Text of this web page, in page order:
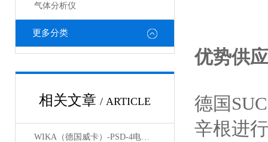
气体分析仪
更多分类
相关文章 / ARTICLE
WIKA（德国威卡）-PSD-4电子压力开关
优势供
德国
辛根进